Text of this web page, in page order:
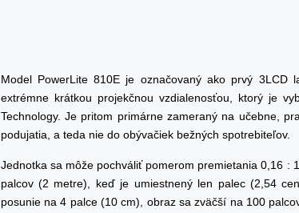
Model PowerLite 810E je označovaný ako prvý 3LCD
extrémne krátkou projekčnou vzdialenosťou, ktorý je
Technology. Je pritom primárne zameraný na učebne,
podujatia, a teda nie do obývačiek bežných spotrebiteľov.
Jednotka sa môže pochváliť pomerom premietania 0,16 :
palcov (2 metre), keď je umiestnený len palec (2,54
posunie na 4 palce (10 cm), obraz sa zväčší na 100